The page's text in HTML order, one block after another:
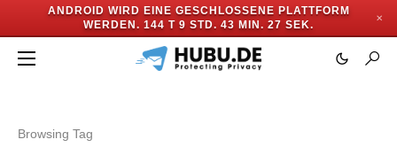
ANDROID WIRD EINE GESCHLOSSENE PLATTFORM
WERDEN. 144 T 9 STD. 43 MIN. 27 SEK.
✕
Browsing Tag